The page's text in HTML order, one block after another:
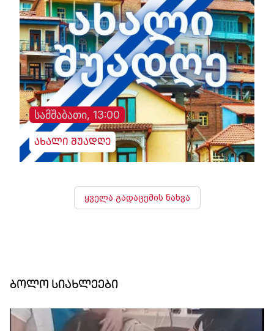
სამშაბათი, 13:00
ახალი შუადღე
ყველა გადაცემის ნახვა
ბოლო სიახლეები